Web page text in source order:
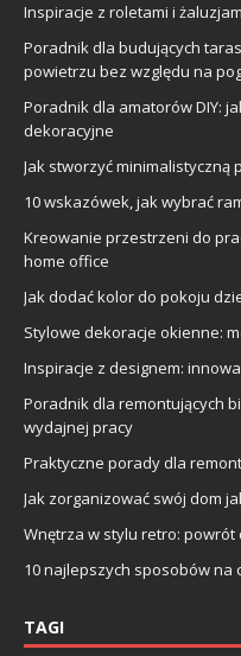
Inspiracje z roletami i
Poradnik dla budujących
powietrzu bez względu na
Poradnik dla amatorów DIY:
dekoracyjne
Jak stworzyć
10 wskazówek, jak wybrać
Kreowanie przestrzeni do
home office
Jak dodać kolor do pokoju
Stylowe dekoracje okienne:
Inspiracje z designem:
Poradnik dla remontujących
wydajnej pracy
Praktyczne porady dla
Jak zorganizować swój dom
Wnętrza w stylu retro: powrót
10 najlepszych sposobów na
TAGI